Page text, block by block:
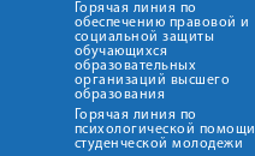
Горячая линия по
обеспечению правовой и
социальной защиты
обучающихся
образовательных
организаций высшего
образования
Горячая линия по
психологической помощи
студенческой молодежи